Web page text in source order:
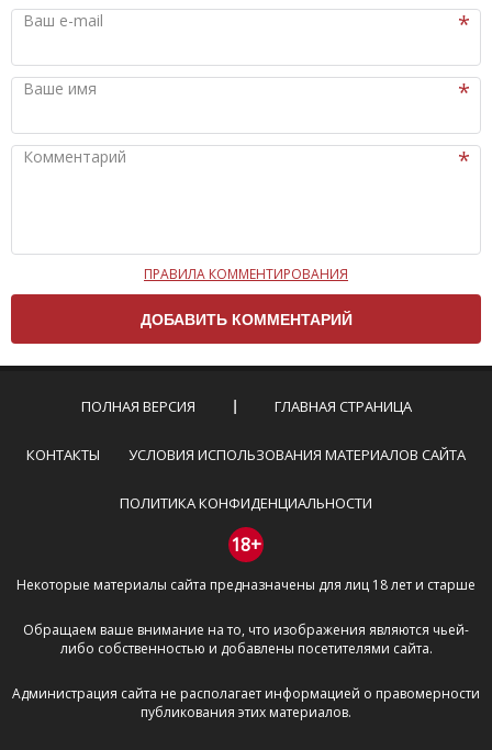
Ваш e-mail
Ваше имя
Комментарий
Чтобы ваш комментарий был опубликован на сайте,
вам нужно придерживаться следующих правил:
Комментарий не может быть слишком
эмоциональных высказываний.
Не стоит отклоняться от предмета обсуждения.
Пожалуйста, не используйте в комментарие
призывы к насилию и высказывания,
направленные на разжигание расовой,
межнациональной и религиозной розни —
пожалейте наших модераторов, они кстати
очень славные ребята, поверьте.
буквами.
Не копируйте рецензии с других сайтов, нам
важно именно ваше мнение.
Не размещайте рекламу!
ПРАВИЛА КОММЕНТИРОВАНИЯ
ПОЛНАЯ ВЕРСИЯ ГЛАВНАЯ СТРАНИЦА
КОНТАКТЫ УСЛОВИЯ ИСПОЛЬЗОВАНИЯ МАТЕРИАЛОВ САЙТА
ПОЛИТИКА КОНФИДЕНЦИАЛЬНОСТИ
18+
Некоторые материалы сайта предназначены для лиц 18 лет и старше
Обращаем ваше внимание на то, что изображения являются чьей-
либо собственностью и добавлены посетителями сайта.
Администрация сайта не располагает информацией о правомерности
публикования этих материалов.